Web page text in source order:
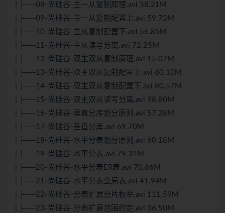
| ├──08-尚硅谷-主一从复制原理.avi 38.21M
| ├──09-尚硅谷-主一从复制配置上.avi 59.73M
| ├──10-尚硅谷-主从复制配置下.avi 56.85M
| ├──11-尚硅谷-主从读写分离.avi 72.25M
| ├──12-尚硅谷-双主双从复制原理.avi 15.07M
| ├──13-尚硅谷-双主双从复制配置上.avi 60.10M
| ├──14-尚硅谷-双主双从复制配置下.avi 80.57M
| ├──15-尚硅谷-双主双从读写分离.avi 98.80M
| ├──16-尚硅谷-垂直分库划分原则.avi 57.28M
| ├──17-尚硅谷-垂直分库.avi 69.70M
| ├──18-尚硅谷-水平分表划分原则.avi 60.18M
| ├──19-尚硅谷-水平分表.avi 79.31M
| ├──20-尚硅谷-水平分表ER表.avi 70.66M
| ├──21-尚硅谷-水平分表全局表.avi 41.94M
| ├──22-尚硅谷-分表扩展分片枚举.avi 111.59M
| ├──23-尚硅谷-分表扩展范围约定.avi 36.50M